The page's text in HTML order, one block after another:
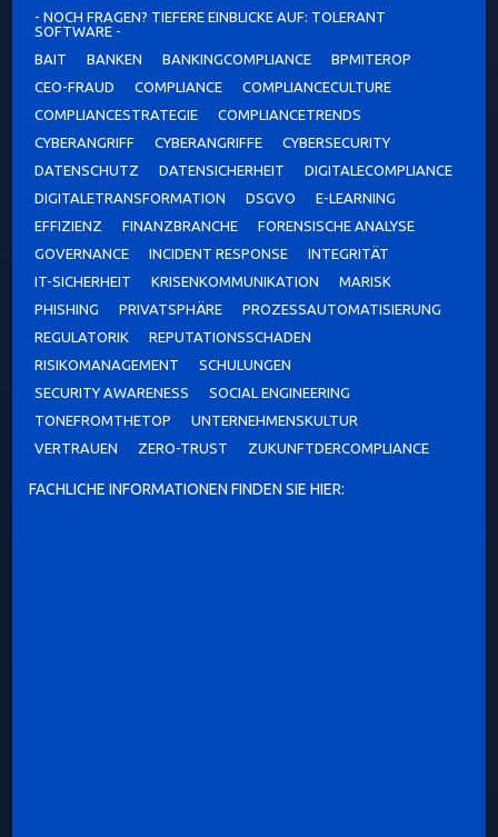
- NOCH FRAGEN? TIEFERE EINBLICKE AUF: TOLERANT
SOFTWARE -
BAIT
BANKEN BANKINGCOMPLIANCE
BPMITEROP
CEO-FRAUD
COMPLIANCE
COMPLIANCECULTURE
COMPLIANCESTRATEGIE
COMPLIANCETRENDS
CYBERANGRIFF
CYBERANGRIFFE
CYBERSECURITY
DATENSCHUTZ
DATENSICHERHEIT
DIGITALECOMPLIANCE
DIGITALETRANSFORMATION
DSGVO
E-LEARNING
EFFIZIENZ
FINANZBRANCHE
FORENSISCHE ANALYSE
GOVERNANCE
INCIDENT RESPONSE
INTEGRITÄT
IT-SICHERHEIT
KRISENKOMMUNIKATION
MARISK
PHISHING
PRIVATSPHÄRE
PROZESSAUTOMATISIERUNG
REGULATORIK
REPUTATIONSSCHADEN
RISIKOMANAGEMENT
SCHULUNGEN
SECURITY AWARENESS
SOCIAL ENGINEERING
TONEFROMTHETOP
UNTERNEHMENSKULTUR
VERTRAUEN
ZERO-TRUST ZUKUNFTDERCOMPLIANCE
FACHLICHE INFORMATIONEN FINDEN SIE HIER: